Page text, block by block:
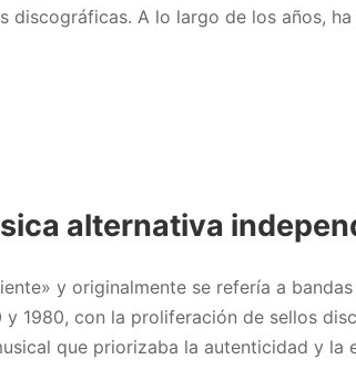
discográficas. A lo largo de los años,
alternativa
y originalmente se refería a
1980, con la proliferación de sellos
que priorizaba la autenticidad y la